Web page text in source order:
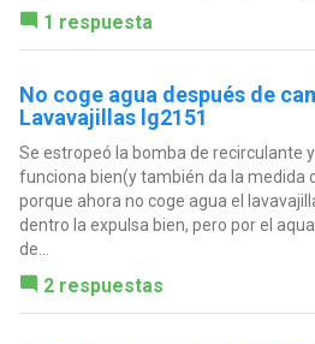
1 respuesta
No coge agua después de
Lavavajillas lg2151
Se estropeó la bomba de recirculante
funciona bien(y también da la medida
porque ahora no coge agua el
dentro la expulsa bien, pero por el
de...
2 respuestas